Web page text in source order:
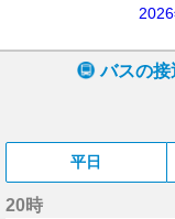
バスの接
平日
20時